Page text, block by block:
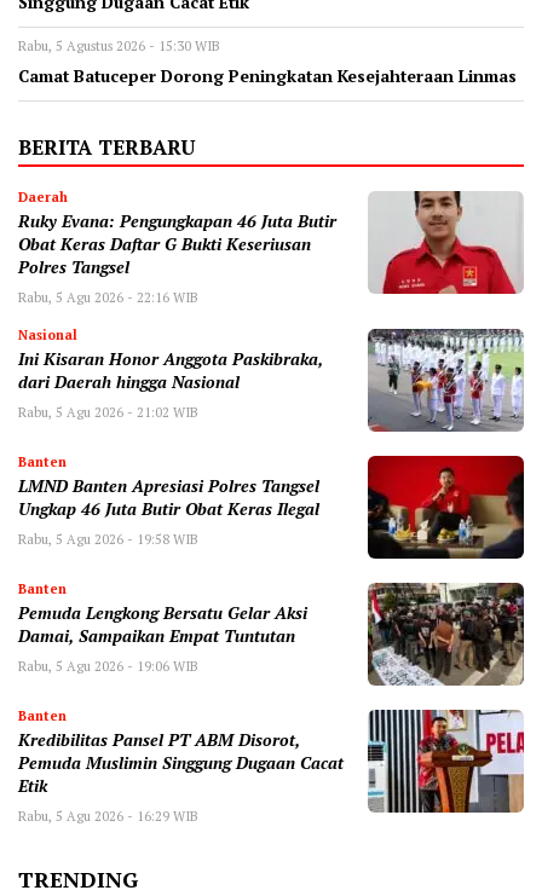
Rabu, 5 Agustus 2026 - 15:30 WIB
‎Camat Batuceper Dorong Peningkatan Kesejahteraan Linmas
BERITA TERBARU
Daerah
‎Ruky Evana: Pengungkapan 46 Juta Butir
Obat Keras Daftar G Bukti Keseriusan
Polres Tangsel
Rabu, 5 Agu 2026 - 22:16 WIB
Nasional
Ini Kisaran Honor Anggota Paskibraka,
dari Daerah hingga Nasional
Rabu, 5 Agu 2026 - 21:02 WIB
Banten
LMND Banten Apresiasi Polres Tangsel
Ungkap 46 Juta Butir Obat Keras Ilegal
Rabu, 5 Agu 2026 - 19:58 WIB
Banten
Pemuda Lengkong Bersatu Gelar Aksi
Damai, Sampaikan Empat Tuntutan
Rabu, 5 Agu 2026 - 19:06 WIB
Banten
‎Kredibilitas Pansel PT ABM Disorot,
Pemuda Muslimin Singgung Dugaan Cacat
Etik
Rabu, 5 Agu 2026 - 16:29 WIB
TRENDING